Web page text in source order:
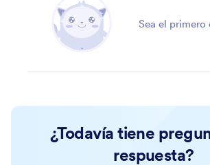
Sea el primero
¿Todavía tiene
respuesta?